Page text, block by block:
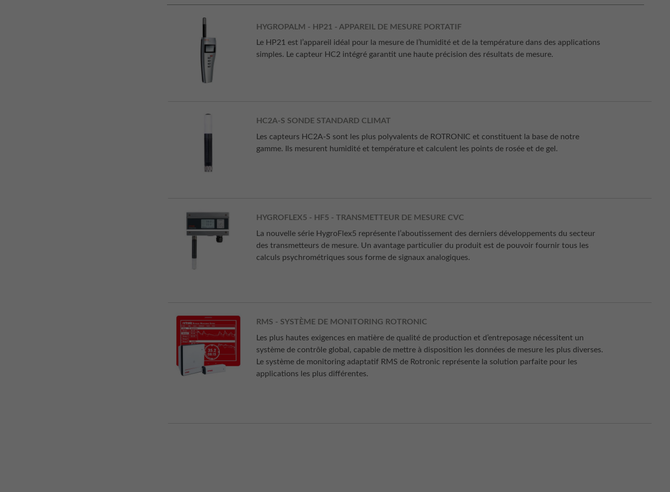
HYGROPALM - HP21 - APPAREIL DE MESURE PORTATIF
Le HP21 est l’appareil idéal pour la mesure de l’humidité et de la température dans des applications
simples. Le capteur HC2 intégré garantit une haute précision des résultats de mesure.
HC2A-S SONDE STANDARD CLIMAT
Les capteurs HC2A-S sont les plus polyvalents de ROTRONIC et constituent la base de notre
gamme. Ils mesurent humidité et température et calculent les points de rosée et de gel.
HYGROFLEX5 - HF5 - TRANSMETTEUR DE MESURE CVC
La nouvelle série HygroFlex5 représente l’aboutissement des derniers développements du secteur
des transmetteurs de mesure. Un avantage particulier du produit est de pouvoir fournir tous les
calculs psychrométriques sous forme de signaux analogiques.
RMS - SYSTÈME DE MONITORING ROTRONIC
Les plus hautes exigences en matière de qualité de production et d’entreposage nécessitent un
système de contrôle global, capable de mettre à disposition les données de mesure les plus diverses.
Le système de monitoring adaptatif RMS de Rotronic représente la solution parfaite pour les
applications les plus différentes.